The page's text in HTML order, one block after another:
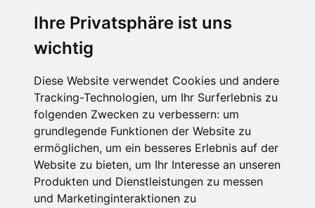
Ihre Privatsphäre ist uns
wichtig
Diese Website verwendet Cookies und andere
Tracking-Technologien, um Ihr Surferlebnis zu
folgenden Zwecken zu verbessern: um
grundlegende Funktionen der Website zu
ermöglichen, um ein besseres Erlebnis auf der
Website zu bieten, um Ihr Interesse an unseren
Produkten und Dienstleistungen zu messen
und Marketinginteraktionen zu
Impressum
Datenschutz
Nutzungsbedingungen
Kontakt
Partner
Portale
FAQ Newsletter